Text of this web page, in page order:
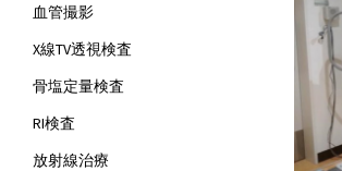
血管撮影
X線TV透視検査
骨塩定量検査
RI検査
放射線治療